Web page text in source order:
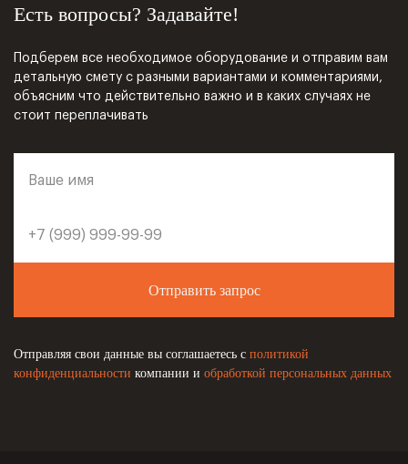
Есть вопросы? Задавайте!
Подберем все необходимое оборудование и отправим вам
детальную смету с разными вариантами и комментариями,
объясним что действительно важно и в каких случаях не
стоит переплачивать
Отправить запрос
Отправляя свои данные вы соглашаетесь с политикой
конфиденциальности компании и обработкой персональных данных